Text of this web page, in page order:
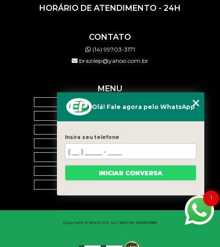
HORÁRIO DE ATENDIMENTO - 24H
CONTATO
(14) 99703-3171
brazilep@yahoo.com.br
MENU
BLOG
CONTATO
CATEGORIAS
Copyright © Brazil EP. (Lei 9610 de 19/02/1998)
1
Olá! Fale agora pelo WhatsApp
Insira seu telefone
INICIAR CONVERSA